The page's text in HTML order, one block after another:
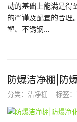
动的基础上能满足得
的严谨及配置的合理
塑、不锈钢…
防爆洁净棚|防
分类： 洁净棚 标签：